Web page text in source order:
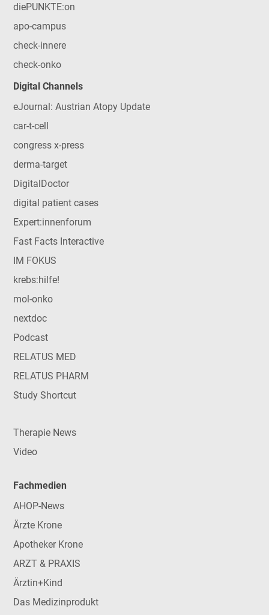
diePUNKTE:on
apo-campus
check-innere
check-onko
Digital Channels
eJournal: Austrian Atopy Update
car-t-cell
congress x-press
derma-target
DigitalDoctor
digital patient cases
Expert:innenforum
Fast Facts Interactive
IM FOKUS
krebs:hilfe!
mol-onko
nextdoc
Podcast
RELATUS MED
RELATUS PHARM
Study Shortcut
Therapie News
Video
Fachmedien
AHOP-News
Ärzte Krone
Apotheker Krone
ARZT & PRAXIS
Ärztin+Kind
Das Medizinprodukt